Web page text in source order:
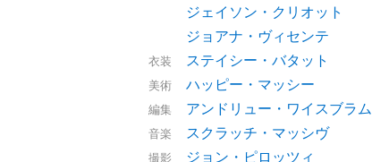
ジェイソン・クリオット
ジョアナ・ヴィセンテ
衣装 ステイシー・バタット
美術 ハッピー・マッシー
編集 アンドリュー・ワイスブラム
音楽 スクラッチ・マッシヴ
撮影 ジョン・ピロッツィ